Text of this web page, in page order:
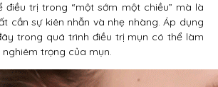
điều trị trong “một sớm một chiều” mà là
cần sự kiên nhẫn và nhẹ nhàng. Áp dụng
trong quá trình điều trị mụn có thể làm
trọng của mụn.